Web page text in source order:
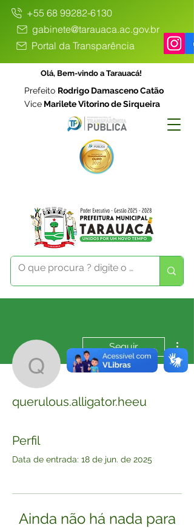
+55 68 99282-6130
gabinete@tarauaca.ac.gov.br
Portal da Transparência
Olá, Bem-vindo a Tarauacá!
Prefeito Rodrigo Damasceno Catão
Vice Marilete Vitorino de Sirqueira
Seguir
querulous.alligator.heeu
Perfil
Data de entrada: 18 de jun. de 2025
Ainda não há nada para